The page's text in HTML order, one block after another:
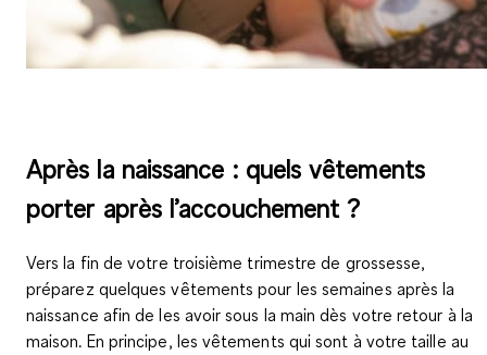
Après la naissance : quels vêtements
porter après l’accouchement ?
Vers la fin de votre troisième trimestre de grossesse,
préparez quelques vêtements pour les semaines après la
naissance afin de les avoir sous la main dès votre retour à la
maison. En principe, les vêtements qui sont à votre taille au